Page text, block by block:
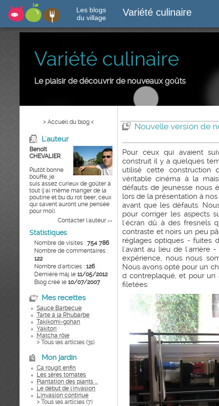
Les blogs
du village
Variété culinaire
Variété culinaire
Le plaisir de découvrir de nouveaux goûts
> Accueil du blog <
L'auteur
Benoît
CHEVALIER
Plutôt bonne
bouffe, je
suis assez curieux de goûter à
tout (j'ai même manger de la
poutine et bu du rot beer, ceux
qui savent auront une pensée
pour moi).
Contacter l'auteur >>
Statistiques
Nombre de visites : 754 786
Nombre de commentaires :
122
Nombre d'articles : 126
Dernière màj le 11/05/2012
Blog créé le 10/07/2007
Mes recettes
Sauce Barbecue
Tarte à la Rhubarbe
Takikomi-gohan
Yakitori
Matcha rôle
> Tous les articles (31)
Mon jardin
Ca rougit enfin
Les 1ères tomates
Plantation des plants ...
Le début de l'invasion
L'invasion continue
> Tous les articles (7)
Nouvelle version de
Pour ceux qui avaient
construit il y a quelques
utilisé cette construction
véritable cinéma à la
défauts de jeunesse nous
lors de la présentation à
avant que les défauts.
pour corriger les aspects
l'écran dû à des fresnels
contraste et noirs un peu
réglages optiques - fuites
l'avant au lieu de l'arrière -
expérience, nous nous
Nous avons opté pour un
d contreplaqué, et pour un
filetées.